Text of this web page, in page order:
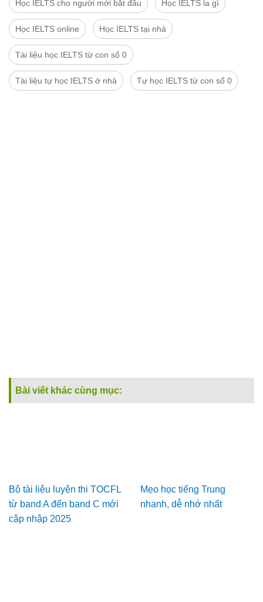
Học IELTS cho người mới bắt đầu Học IELTS la gì
Học IELTS online Học IELTS tại nhà
Tài liệu học IELTS từ con số 0
Tài liệu tự học IELTS ở nhà Tự học IELTS từ con số 0
Bài viết khác cùng mục:
Bộ tài liệu luyện thi TOCFL
từ band A đến band C mới
cập nhập 2025
Mẹo học tiếng Trung
nhanh, dễ nhớ nhất